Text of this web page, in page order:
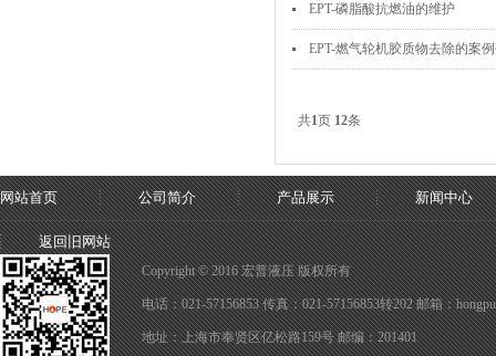
EPT-磷脂酸抗燃油的维护
EPT-燃气轮机胶质物去除的案
共1页 12条
网站首页 公司简介 产品展示 新闻中心
返回旧网站
Copyright © 2016 宏普液压 版权所有
电话：021-57156853 传真：021-57156853转202 邮箱：
地址：上海市奉贤区亿松路159号 邮编：201401